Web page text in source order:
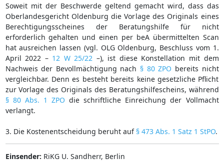
Soweit mit der Beschwerde geltend gemacht wird, dass das
Oberlandesgericht Oldenburg die Vorlage des Originals eines
Berechtigungsscheines der Beratungshilfe für nicht
erforderlich gehalten und einen per beA übermittelten Scan
hat ausreichen lassen (vgl. OLG Oldenburg, Beschluss vom 1.
April 2022 – 12 W 25/22 –), ist diese Konstellation mit dem
Nachweis der Bevollmächtigung nach § 80 ZPO bereits nicht
vergleichbar. Denn es besteht bereits keine gesetzliche Pflicht
zur Vorlage des Originals des Beratungshilfescheins, während
§ 80 Abs. 1 ZPO die schriftliche Einreichung der Vollmacht
verlangt.
3. Die Kostenentscheidung beruht auf § 473 Abs. 1 Satz 1 StPO.
Einsender: RiKG U. Sandherr, Berlin